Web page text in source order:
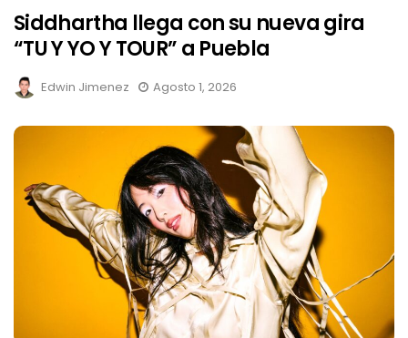
Siddhartha llega con su nueva gira
“TU Y YO Y TOUR” a Puebla
Edwin Jimenez Agosto 1, 2026